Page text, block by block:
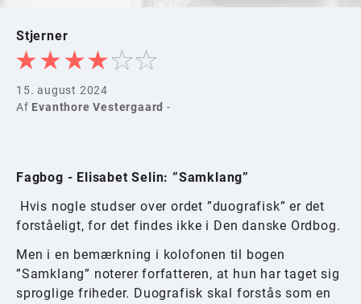
Stjerner
15. august 2024
Af Evanthore Vestergaard -
Fagbog - Elisabet Selin: ”Samklang”
Hvis nogle studser over ordet ”duografisk” er det
forståeligt, for det findes ikke i Den danske Ordbog.
Men i en bemærkning i kolofonen til bogen
”Samklang” noterer forfatteren, at hun har taget sig
sproglige friheder. Duografisk skal forstås som en